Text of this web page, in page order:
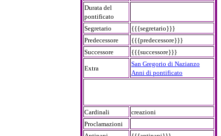
Durata del
pontificato
Segretario
{{{segretario}}}
Predecessore
{{{predecessore}}}
Successore
{{{successore}}}
Extra
San Gregorio di Nazianzo
Anni di pontificato
Cardinali
creazioni
Proclamazioni